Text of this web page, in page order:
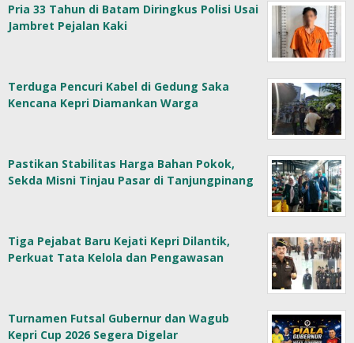
Pria 33 Tahun di Batam Diringkus Polisi Usai
Jambret Pejalan Kaki
Terduga Pencuri Kabel di Gedung Saka
Kencana Kepri Diamankan Warga
Pastikan Stabilitas Harga Bahan Pokok,
Sekda Misni Tinjau Pasar di Tanjungpinang
Tiga Pejabat Baru Kejati Kepri Dilantik,
Perkuat Tata Kelola dan Pengawasan
Turnamen Futsal Gubernur dan Wagub
Kepri Cup 2026 Segera Digelar